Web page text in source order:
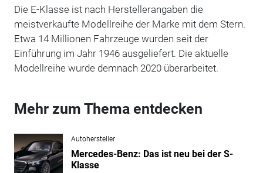
Die E-Klasse ist nach Herstellerangaben die
meistverkaufte Modellreihe der Marke mit dem Stern.
Etwa 14 Millionen Fahrzeuge wurden seit der
Einführung im Jahr 1946 ausgeliefert. Die aktuelle
Modellreihe wurde demnach 2020 überarbeitet.
Mehr zum Thema entdecken
Autohersteller
Mercedes-Benz: Das ist neu bei der S-
Klasse